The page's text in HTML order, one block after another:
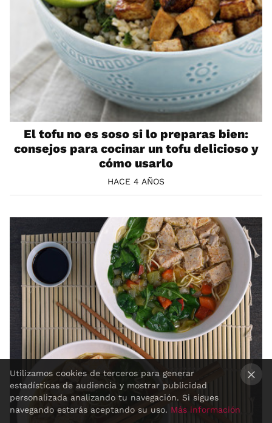
El tofu no es soso si lo preparas bien:
consejos para cocinar un tofu delicioso y
cómo usarlo
HACE 4 AÑOS
Utilizamos cookies de terceros para generar
estadísticas de audiencia y mostrar publicidad
personalizada analizando tu navegación. Si sigues
navegando estarás aceptando su uso. Más información